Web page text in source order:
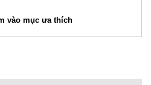
vào mục ưa thích